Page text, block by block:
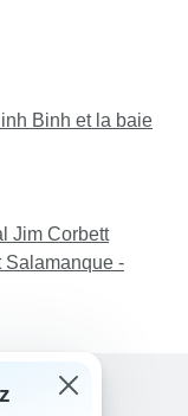
Binh et la baie
Jim Corbett
Salamanque -